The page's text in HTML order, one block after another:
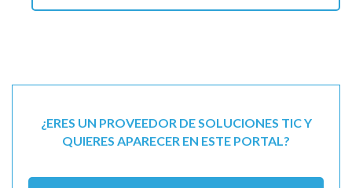
¿ERES UN PROVEEDOR DE SOLUCIONES TIC Y
QUIERES APARECER EN ESTE PORTAL?